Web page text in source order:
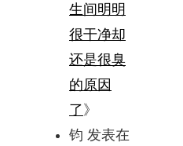
生间明明
很干净却
还是很臭
的原因
了》
钧 发表在